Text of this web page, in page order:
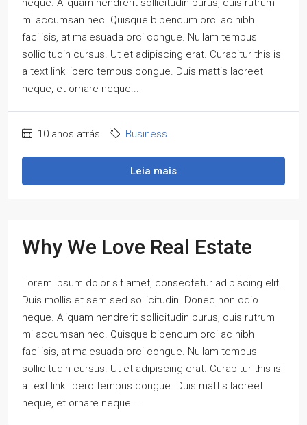
neque. Aliquam hendrerit sollicitudin purus, quis rutrum
mi accumsan nec. Quisque bibendum orci ac nibh
facilisis, at malesuada orci congue. Nullam tempus
sollicitudin cursus. Ut et adipiscing erat. Curabitur this is
a text link libero tempus congue. Duis mattis laoreet
neque, et ornare neque...
10 anos atrás Business
Leia mais
Why We Love Real Estate
Lorem ipsum dolor sit amet, consectetur adipiscing elit.
Duis mollis et sem sed sollicitudin. Donec non odio
neque. Aliquam hendrerit sollicitudin purus, quis rutrum
mi accumsan nec. Quisque bibendum orci ac nibh
facilisis, at malesuada orci congue. Nullam tempus
sollicitudin cursus. Ut et adipiscing erat. Curabitur this is
a text link libero tempus congue. Duis mattis laoreet
neque, et ornare neque...